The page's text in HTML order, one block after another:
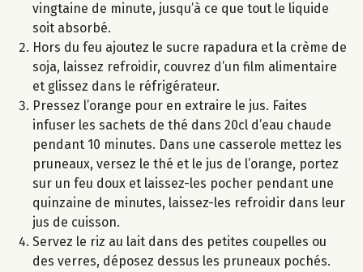
vingtaine de minute, jusqu’à ce que tout le liquide
soit absorbé.
Hors du feu ajoutez le sucre rapadura et la crème de
soja, laissez refroidir, couvrez d’un film alimentaire
et glissez dans le réfrigérateur.
Pressez l’orange pour en extraire le jus. Faites
infuser les sachets de thé dans 20cl d’eau chaude
pendant 10 minutes. Dans une casserole mettez les
pruneaux, versez le thé et le jus de l’orange, portez
sur un feu doux et laissez-les pocher pendant une
quinzaine de minutes, laissez-les refroidir dans leur
jus de cuisson.
Servez le riz au lait dans des petites coupelles ou
des verres, déposez dessus les pruneaux pochés.